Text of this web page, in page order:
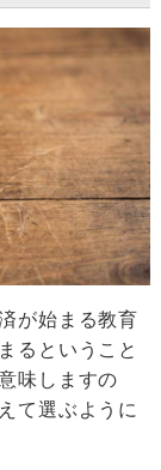
が始まる教育
るということ
味しますの
て選ぶように